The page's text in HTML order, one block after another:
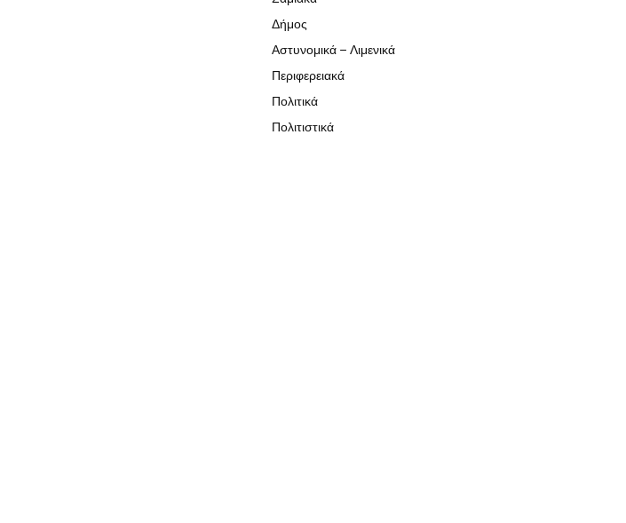
Δήμος
Αστυνομικά – Λιμενικά
Περιφερειακά
Πολιτικά
Πολιτιστικά